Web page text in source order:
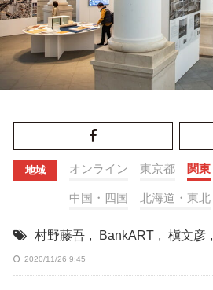
地域 オンライン 東京都 関東
中国・四国 北海道・東北
村野藤吾 , BankART , 槇文彦 ,
2020/11/26 9:45